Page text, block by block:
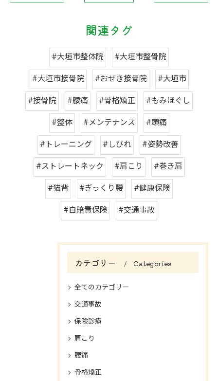
関連タグ
#大垣市整体院
#大垣市整骨院
#大垣市接骨院
#おぜき接骨院
#大垣市
#接骨院
#腰痛 #骨格矯正
#もみほぐし
#整体
#メンテナンス
#頭痛
#トレーニング
#しびれ
#姿勢改善
#ストレートネック
#肩こり
#巻き肩
#猫背
#ぎっくり腰
#健康保険
#自賠責保険
#交通事故
カテゴリー Categories
全てのカテゴリー
交通事故
保険診療
肩こり
腰痛
骨格矯正